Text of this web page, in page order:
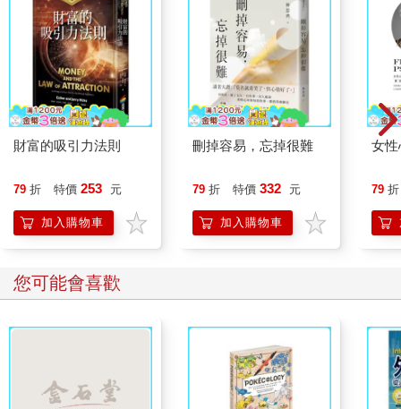
財富的吸引力法則
79 折 特價 253 元
加入購物車
刪掉容易，忘掉很難
79 折 特價 332 元
加入購物車
女
79 折
您可能會喜歡